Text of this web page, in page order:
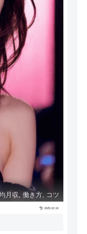
月収, 働き方, コツ
2025.02.19